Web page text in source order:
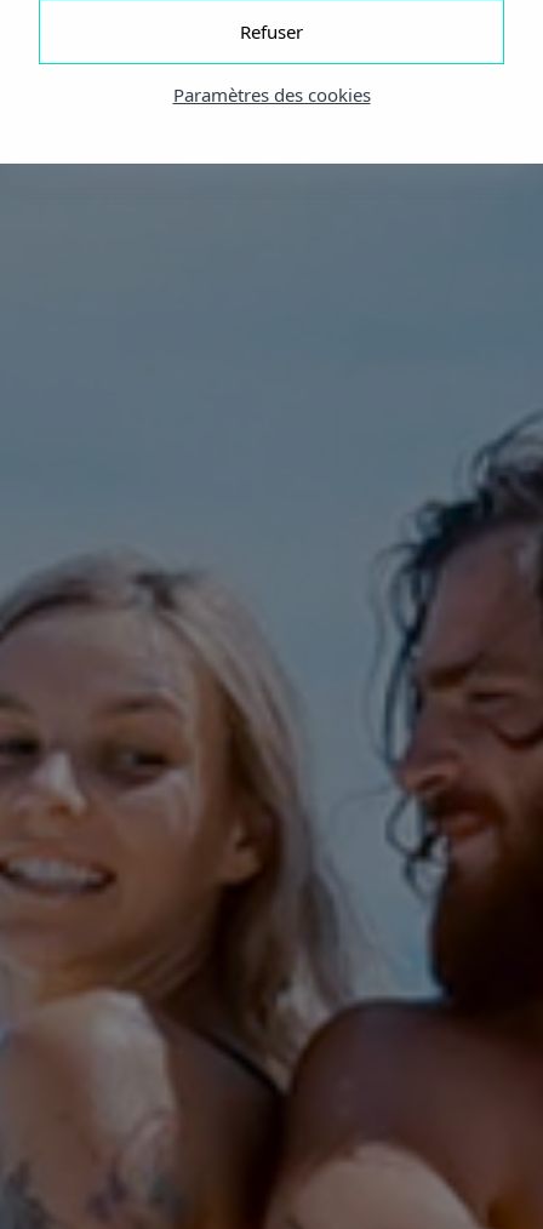
Paramètres des cookies
Refuser